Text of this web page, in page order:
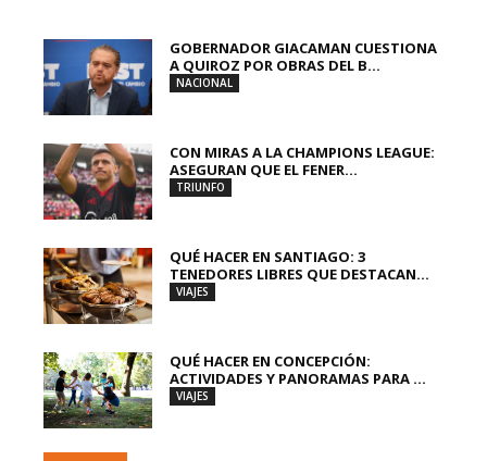
GOBERNADOR GIACAMAN CUESTIONA
A QUIROZ POR OBRAS DEL B...
NACIONAL
CON MIRAS A LA CHAMPIONS LEAGUE:
ASEGURAN QUE EL FENER...
TRIUNFO
QUÉ HACER EN SANTIAGO: 3
TENEDORES LIBRES QUE DESTACAN...
VIAJES
QUÉ HACER EN CONCEPCIÓN:
ACTIVIDADES Y PANORAMAS PARA ...
VIAJES